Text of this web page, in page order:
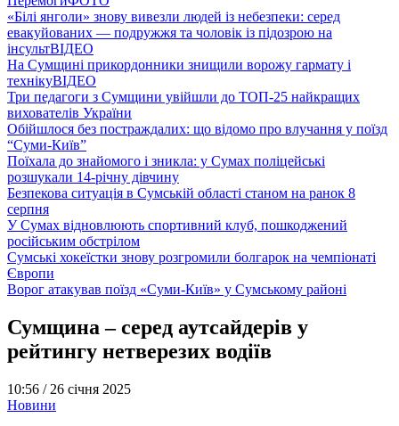
«Білі янголи» знову вивезли людей із небезпеки: серед
евакуйованих — подружжя та чоловік із підозрою на
інсультВІДЕО
На Сумщині прикордонники знищили ворожу гармату і
технікуВІДЕО
Три педагоги з Сумщини увійшли до ТОП-25 найкращих
вихователів України
Обійшлося без постраждалих: що відомо про влучання у поїзд
“Суми-Київ”
Поїхала до знайомого і зникла: у Сумах поліцейські
розшукали 14-річну дівчину
Безпекова ситуація в Сумській області станом на ранок 8
серпня
У Сумах відновлюють спортивний клуб, пошкоджений
російським обстрілом
Сумські хокеїстки знову розгромили болгарок на чемпіонаті
Європи
Ворог атакував поїзд «Суми-Київ» у Сумському районі
Сумщина – серед аутсайдерів у
рейтингу нетверезих водіїв
10:56 / 26 січня 2025
Новини